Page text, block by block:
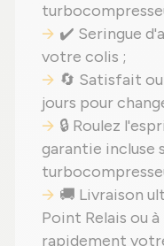
✔️ Seringue
votre colis ;
🔄 Satisfait
jours pour
🔒 Roulez
garantie incluse
🚚 Livraison
Point Relais ou
rapidement